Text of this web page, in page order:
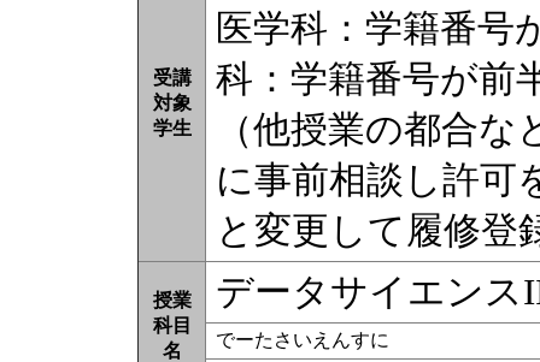
受講
対象
学生
医学科：学籍番
科：学籍番号が前
（他授業の都合
に事前相談し許可
と変更して履修登
授業
科目
名
データサイエンス
でーたさいえんすに